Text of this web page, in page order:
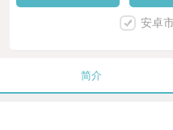
安卓
简介